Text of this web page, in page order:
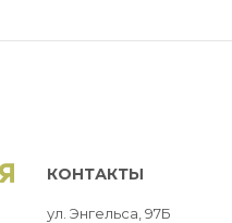
КОНТАКТЫ
ул. Энгельса, 97Б